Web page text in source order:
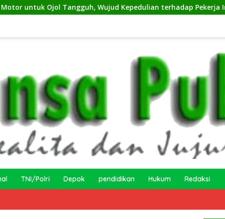
Tangguh, Wujud Kepedulian terhadap Pekerja Informal
TNI/Polri Depok pendidikan Hukum Redaksi